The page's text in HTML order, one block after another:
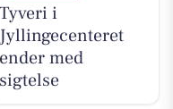
Tyveri i
Jyllingecenteret
ender med
sigtelse